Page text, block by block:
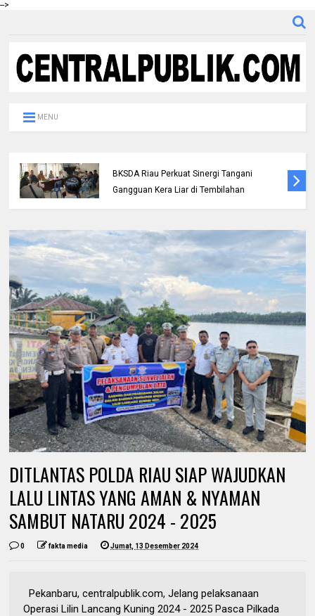
-->
MENU
BKSDA Riau Perkuat Sinergi Tangani
Gangguan Kera Liar di Tembilahan
DITLANTAS POLDA RIAU SIAP WAJUDKAN
LALU LINTAS YANG AMAN & NYAMAN
SAMBUT NATARU 2024 - 2025
0 fakta media Jumat, 13 Desember 2024
Pekanbaru, centralpublik.com, Jelang pelaksanaan
Operasi Lilin Lancang Kuning 2024 - 2025 Pasca Pilkada